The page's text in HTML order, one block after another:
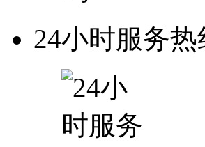
24小时服务热